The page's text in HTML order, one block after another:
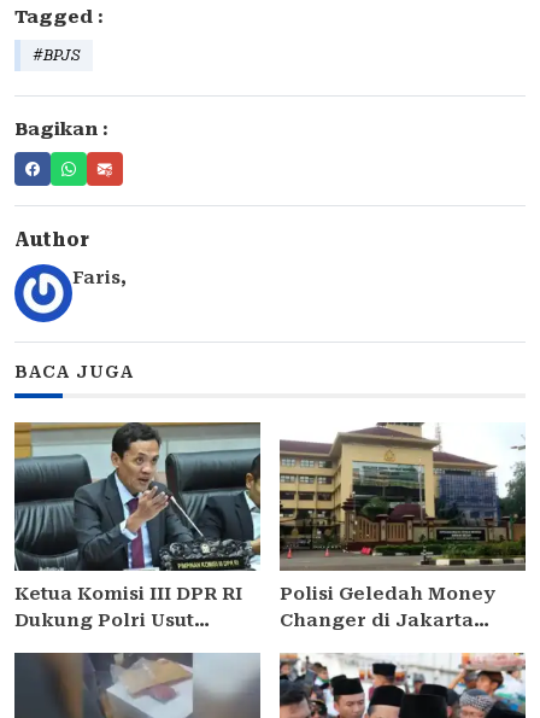
Tagged :
#BPJS
Bagikan :
Author
Faris,
BACA JUGA
Ketua Komisi III DPR RI
Dukung Polri Usut
Pasokan Batu Bara PLTU
Polisi Geledah Money
Changer di Jakarta
Tiga Kasus Korupsi